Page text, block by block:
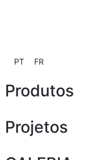
PT FR
Produtos
Projetos